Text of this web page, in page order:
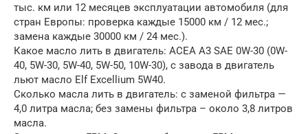
тыс. км или 12 месяцев эксплуатации автомобиля (для
стран Европы: проверка каждые 15000 км / 12 мес.;
замена каждые 30000 км / 24 мес.).
Какое масло лить в двигатель: ACEA A3 SAE 0W-30 (0W-
40, 5W-30, 5W-40, 5W-50, 10W-30), с завода в двигатель
льют масло Elf Excellium 5W40.
Сколько масла лить в двигатель: с заменой фильтра —
4,0 литра масла; без замены фильтра – около 3,8 литров
масла.